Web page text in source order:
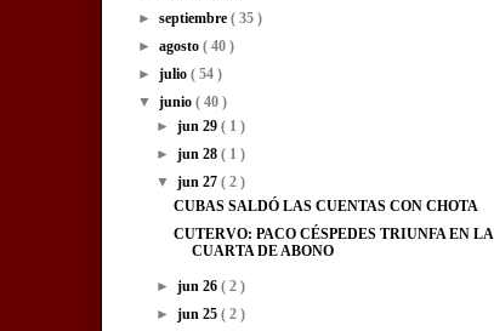
►septiembre( 35 )
►agosto( 40 )
►julio( 54 )
▼junio( 40 )
► jun 29 ( 1 )
► jun 28 ( 1 )
▼ jun 27 ( 2 )
CUBAS SALDÓ LAS CUENTAS CON CHOTA
CUTERVO: PACO CÉSPEDES TRIUNFA EN LA
CUARTA DE ABONO
► jun 26 ( 2 )
► jun 25 ( 2 )